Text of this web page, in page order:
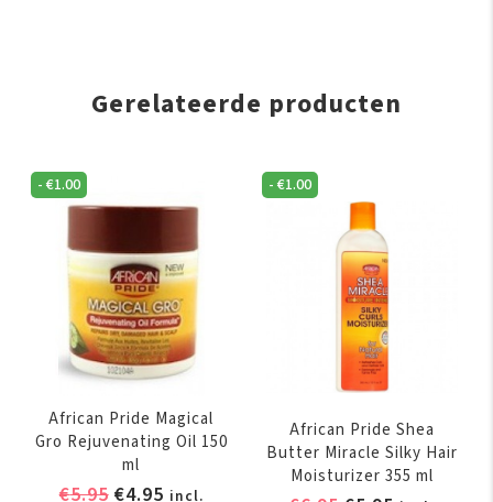
Gerelateerde producten
-€1.00
African Pride Magical
Gro Rejuvenating Oil 150
ml
€5.95 Oorspronkelijke
€4.95Huidige
incl.
-€1.00
African Pride Shea
Butter Miracle Silky Hair
Moisturizer 355 ml